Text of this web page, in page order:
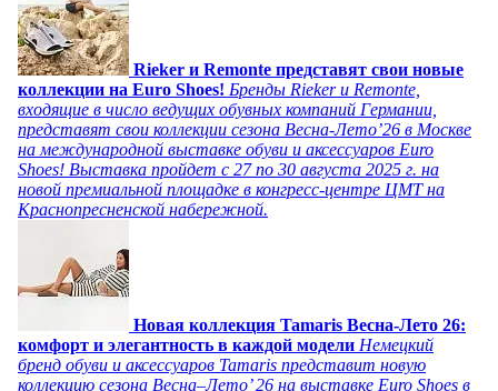
Rieker и Remonte представят свои новые
коллекции на Euro Shoes! Бренды Rieker и Remonte,
входящие в число ведущих обувных компаний Германии,
представят свои коллекции сезона Весна-Лето’26 в Москве
на международной выставке обуви и аксессуаров Euro
Shoes! Выставка пройдет c 27 по 30 августа 2025 г. на
новой премиальной площадке в конгресс-центре ЦМТ на
Краснопресненской набережной.
Новая коллекция Tamaris Весна-Лето 26:
комфорт и элегантность в каждой модели Немецкий
бренд обуви и аксессуаров Tamaris представит новую
коллекцию сезона Весна–Лето’ 26 на выставке Euro Shoes в